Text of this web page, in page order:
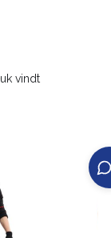
vindt